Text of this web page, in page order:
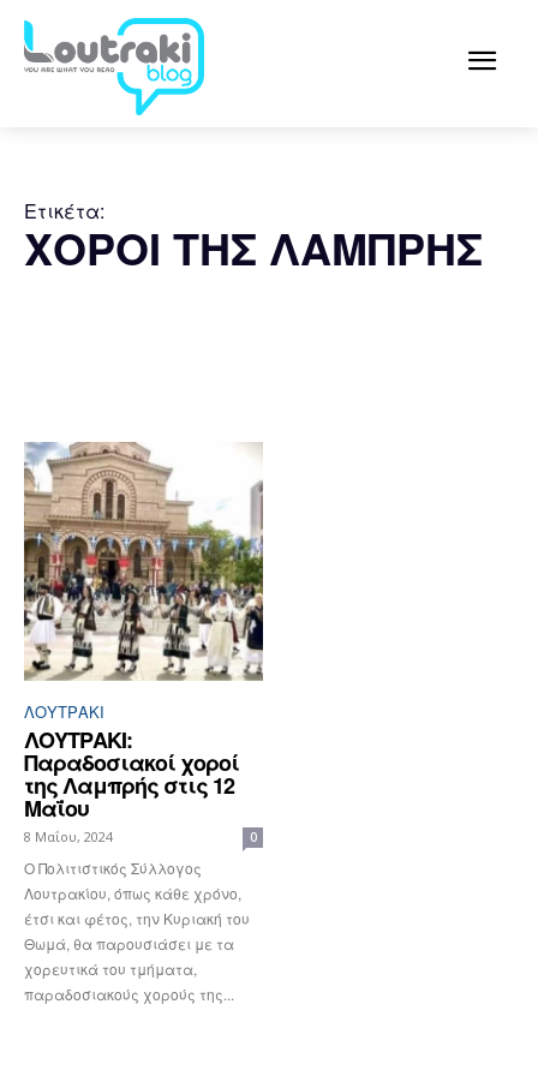
Ετικέτα:
ΧΟΡΟΙ ΤΗΣ ΛΑΜΠΡΗΣ
ΛΟΥΤΡΆΚΙ
ΛΟΥΤΡΑΚΙ:
Παραδοσιακοί χοροί
της Λαμπρής στις 12
Μαΐου
8 Μαΐου, 2024 0
Ο Πολιτιστικός Σύλλογος
Λουτρακίου, όπως κάθε χρόνο,
έτσι και φέτος, την Κυριακή του
Θωμά, θα παρουσιάσει με τα
χορευτικά του τμήματα,
παραδοσιακούς χορούς της...